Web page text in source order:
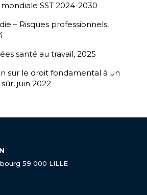
SST 2024-2030
– Risques professionnels,
santé au travail, 2025
sur le droit fondamental à un
juin 2022
59 000 LILLE